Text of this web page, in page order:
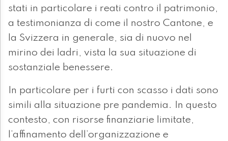
stati in particolare i reati contro il patrimonio,
a testimonianza di come il nostro Cantone, e
la Svizzera in generale, sia di nuovo nel
mirino dei ladri, vista la sua situazione di
sostanziale benessere.
In particolare per i furti con scasso i dati sono
simili alla situazione pre pandemia. In questo
contesto, con risorse finanziarie limitate,
l’affinamento dell’organizzazione e